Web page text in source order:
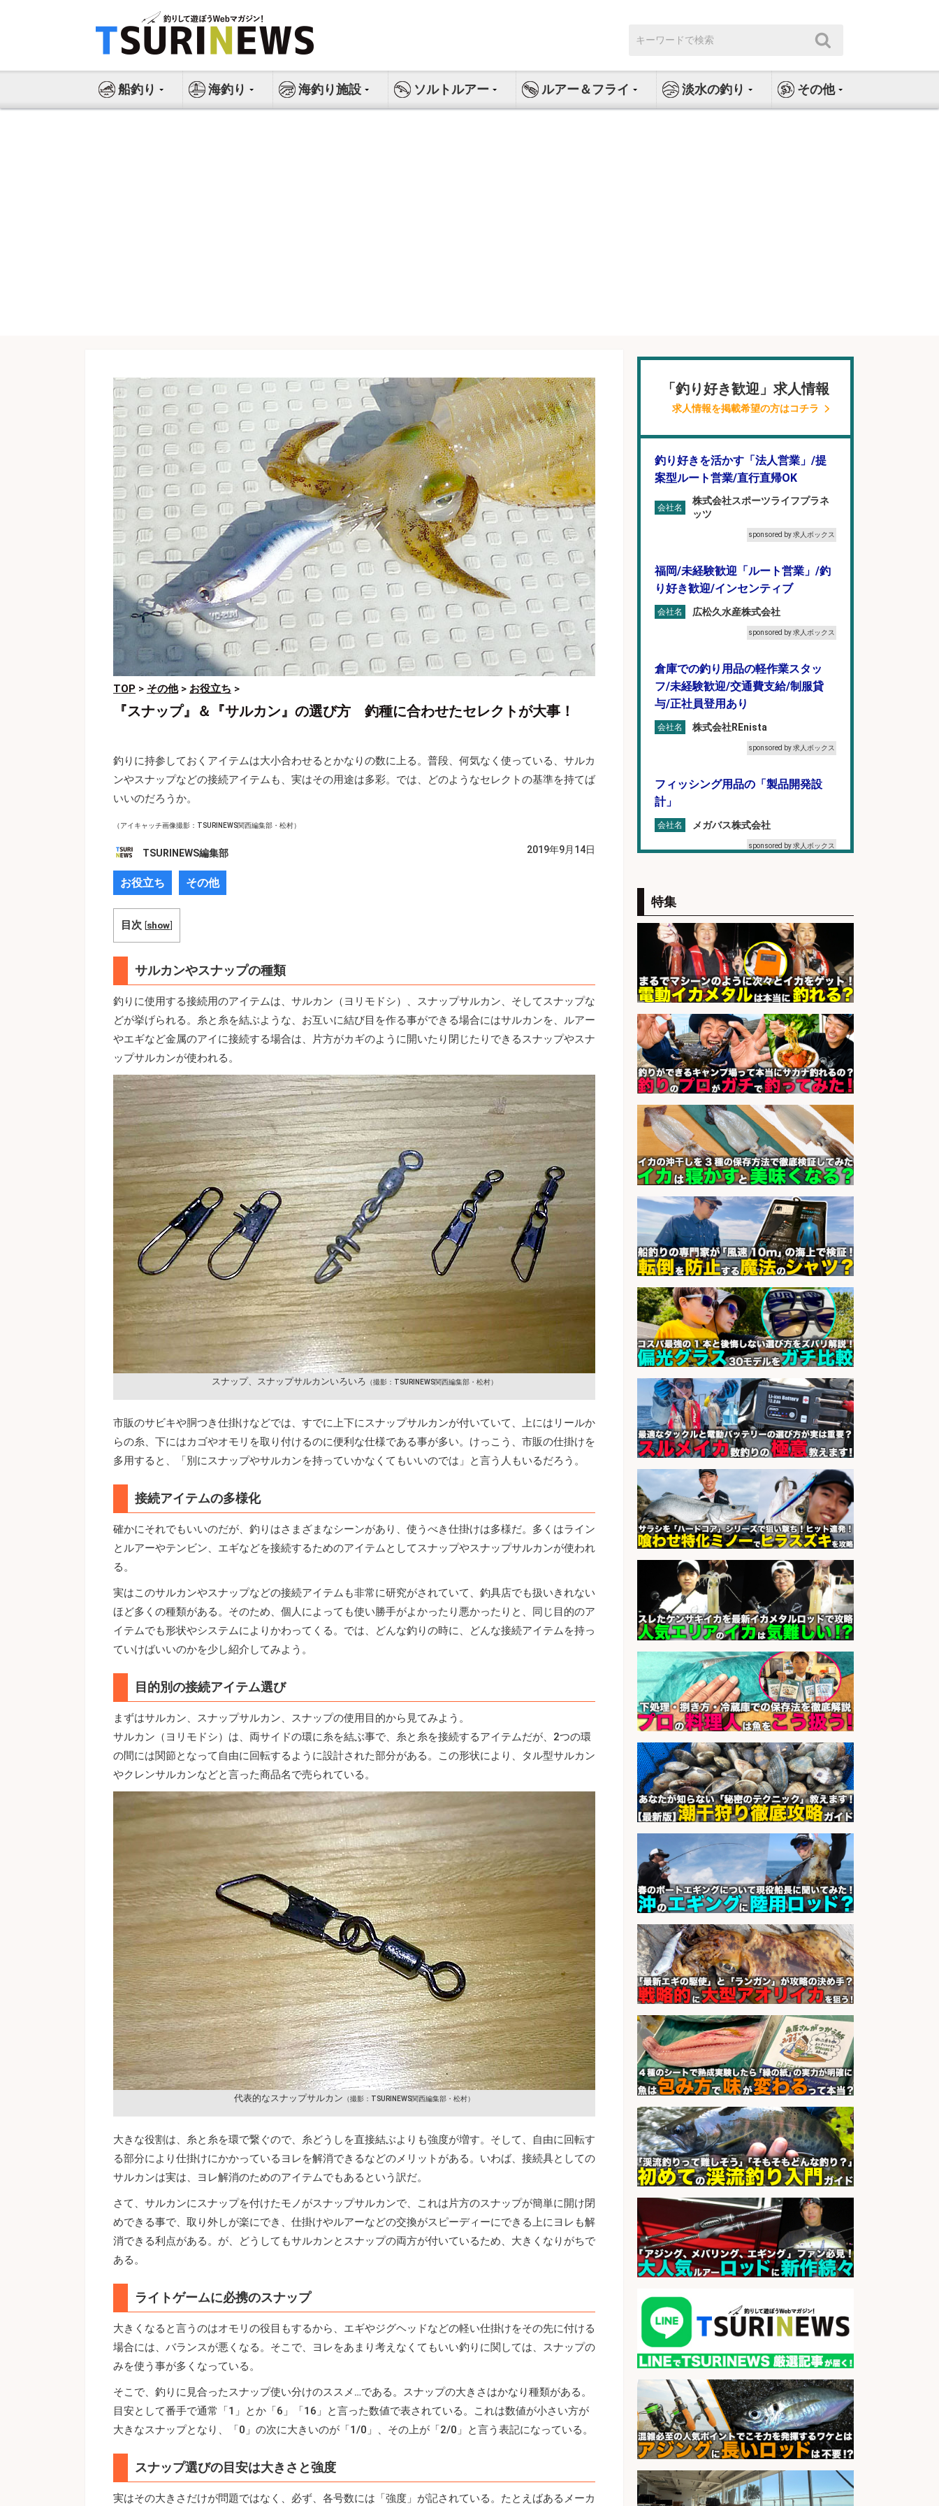
ス
索:
船釣り 海釣り 海釣り施設 ソルトルアー ルアー＆フライ 淡水の釣り その他
TOP > その他> お役立ち >
『スナップ』＆『サルカン』の選び方 釣種に合わせたセレクトが大事！
釣りに持参しておくアイテムは大小合わせるとかなりの数に上る。普段、何気なく使っている、サルカ
ンやスナップなどの接続アイテムも、実はその用途は多彩。では、どのようなセレクトの基準を持てば
いいのだろうか。
（アイキャッチ画像撮影：TSURINEWS関西編集部・松村）
TSURINEWS編集部 2019年9月14日
お役立ち その他
目次 [show]
サルカンやスナップの種類
釣りに使用する接続用のアイテムは、サルカン（ヨリモドシ）、スナップサルカン、そしてスナップな
どが挙げられる。糸と糸を結ぶような、お互いに結び目を作る事ができる場合にはサルカンを、ルアー
やエギなど金属のアイに接続する場合は、片方がカギのように開いたり閉じたりできるスナップやスナ
ップサルカンが使われる。
スナップ、スナップサルカンいろいろ （撮影：TSURINEWS関西編集部・松村）
市販のサビキや胴つき仕掛けなどでは、すでに上下にスナップサルカンが付いていて、上にはリールか
らの糸、下にはカゴやオモリを取り付けるのに便利な仕様である事が多い。けっこう、市販の仕掛けを
多用すると、「別にスナップやサルカンを持っていかなくてもいいのでは」と言う人もいるだろう。
接続アイテムの多様化
確かにそれでもいいのだが、釣りはさまざまなシーンがあり、使うべき仕掛けは多様だ。多くはライン
とルアーやテンビン、エギなどを接続するためのアイテムとしてスナップやスナップサルカンが使われ
る。
実はこのサルカンやスナップなどの接続アイテムも非常に研究がされていて、釣具店でも扱いきれない
ほど多くの種類がある。そのため、個人によっても使い勝手がよかったり悪かったりと、同じ目的のア
イテムでも形状やシステムによりかわってくる。では、どんな釣りの時に、どんな接続アイテムを持っ
ていけばいいのかを少し紹介してみよう。
目的別の接続アイテム選び
まずはサルカン、スナップサルカン、スナップの使用目的から見てみよう。
サルカン（ヨリモドシ）は、両サイドの環に糸を結ぶ事で、糸と糸を接続するアイテムだが、2つの環
の間には関節となって自由に回転するように設計された部分がある。この形状により、タル型サルカン
やクレンサルカンなどと言った商品名で売られている。
代表的なスナップサルカン （撮影：TSURINEWS関西編集部・松村）
大きな役割は、糸と糸を環で繋ぐので、糸どうしを直接結ぶよりも強度が増す。そして、自由に回転す
る部分により仕掛けにかかっているヨレを解消できるなどのメリットがある。いわば、接続具としての
サルカンは実は、ヨレ解消のためのアイテムでもあるという訳だ。
さて、サルカンにスナップを付けたモノがスナップサルカンで、これは片方のスナップが簡単に開け閉
めできる事で、取り外しが楽にでき、仕掛けやルアーなどの交換がスピーディーにできる上にヨレも解
消できる利点がある。が、どうしてもサルカンとスナップの両方が付いているため、大きくなりがちで
ある。
ライトゲームに必携のスナップ
大きくなると言うのはオモリの役目もするから、エギやジグヘッドなどの軽い仕掛けをその先に付ける
場合には、バランスが悪くなる。そこで、ヨレをあまり考えなくてもいい釣りに関しては、スナップの
みを使う事が多くなっている。
そこで、釣りに見合ったスナップ使い分けのススメ…である。スナップの大きさはかなり種類がある。
目安として番手で通常「1」とか「6」「16」と言った数値で表されている。これは数値が小さい方が
大きなスナップとなり、「0」の次に大きいのが「1/0」、その上が「2/0」と言う表記になっている。
スナップ選びの目安は大きさと強度
実はその大きさだけが問題ではなく、必ず、各号数には「強度」が記されている。たとえばあるメーカ
「釣り好き歓迎」求人情報
求人情報を掲載希望の方はコチラ
釣り好きを活かす「法人営業」/提
案型ルート営業/直行直帰OK
会社名
株式会社スポーツライフプラネ
ッツ
sponsored by 求人ボックス
福岡/未経験歓迎「ルート営業」/釣
り好き歓迎/インセンティブ
会社名 広松久水産株式会社
sponsored by 求人ボックス
倉庫での釣り用品の軽作業スタッ
フ/未経験歓迎/交通費支給/制服貸
与/正社員登用あり
会社名 株式会社REnista
sponsored by 求人ボックス
フィッシング用品の「製品開発設
計」
会社名 メガバス株式会社
sponsored by 求人ボックス
業10時間/経験者歓迎
会社名 広松久水産株式会社
sponsored by 求人ボックス
語学力を活かせるフィッシング用品
の「海外営業」/年休125日
会社名 株式会社ジャッカル
sponsored by 求人ボックス
和食, 日本料理・懐石料理/店長・店
長候補/本物を知る大人の隠れ家!魚
の価値を上げ、地域を元気に!店長候
補募集
会社名 酒場あらかぶ 酒場あらかぶ
sponsored by 求人ボックス
魚の「バイヤー」貴方の目利きでヒ
ットを生む、裁量バイヤー募集
会社名 株式会社コムライン
sponsored by 求人ボックス
釣り好き必見「釣具の設計開
発」/DAIWA公認製品/年休117日
会社名
株式会社スポーツライフプラネ
ッツ
sponsored by 求人ボックス
オキアミをはじめとする釣り餌の
「製造」/釣り好き歓迎
会社名 広松久水産株式会社
sponsored by 求人ボックス
さらに求人情報を見る
特集